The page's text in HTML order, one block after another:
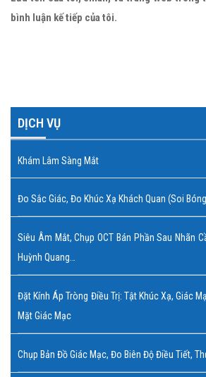
bình luận kế tiếp của tôi.
DỊCH VỤ
Khám Lâm Sàng Mắt
Đo Sắc Giác, Đo Khúc Xạ Khách Quan (soi
Siêu Âm Mắt, Chụp OCT Bán Phần Sau Nhãn
Huỳnh Quang…
Đặt Kính Áp Tròng Điều Trị: Tật Khúc Xạ, Giác
Mặt Giác Mạc
Chụp Bản Đồ Giác Mạc, Đo Biên Độ Điều Tiết,